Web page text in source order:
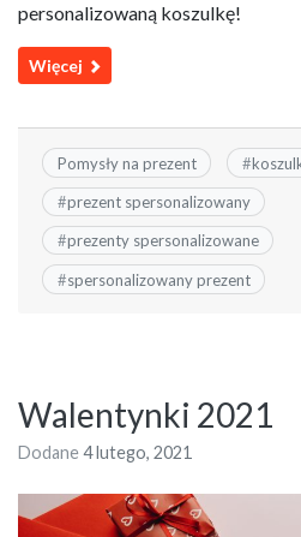
personalizowaną koszulkę!
Więcej
Pomysły na prezent #
#prezent spersonalizowany
#prezenty spersonalizowane
#spersonalizowany prezent
Walentynki 2021
Dodane4 lutego, 2021